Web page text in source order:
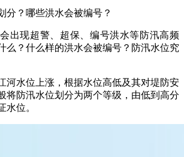
？哪些洪水会被编号？
现超警、超保、编号洪水等防汛高频
么？什么样的洪水会被编号？防汛水位究
水位上涨，根据水位高低及其对堤防安
将防汛水位划分为两个等级，由低到高分
水位。